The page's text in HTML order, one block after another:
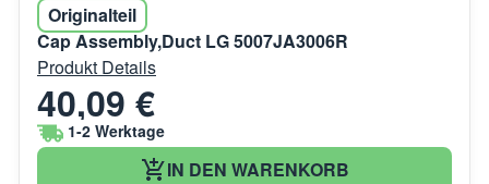
Originalteil
Cap Assembly,Duct LG 5007JA3006R
Produkt Details
40,09 €
1-2 Werktage
IN DEN WARENKORB